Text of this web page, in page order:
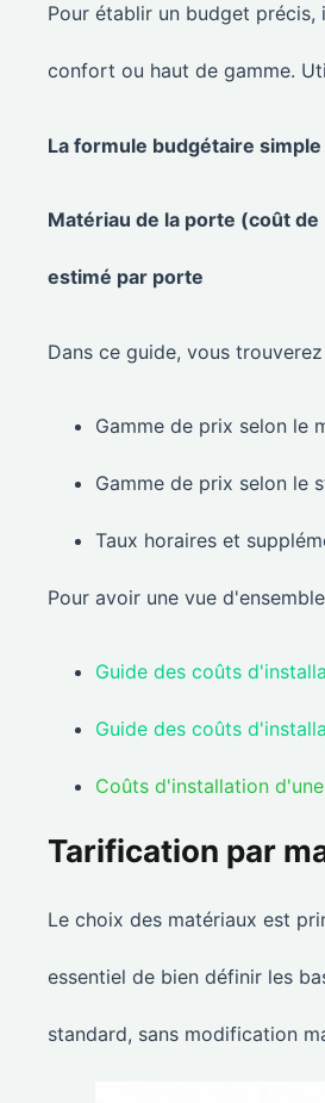
Pour établir un budget
confort ou haut de gamme.
La formule budgétaire simple
Matériau de la porte (coût
estimé par porte
Dans ce guide, vous trouverez
Gamme de prix selon le
Gamme de prix selon le
Taux horaires et
Pour avoir une vue
Guide des coûts
Guide des coûts
Coûts d'installation
Tarification par
Le choix des matériaux est
essentiel de bien définir les
standard, sans modification